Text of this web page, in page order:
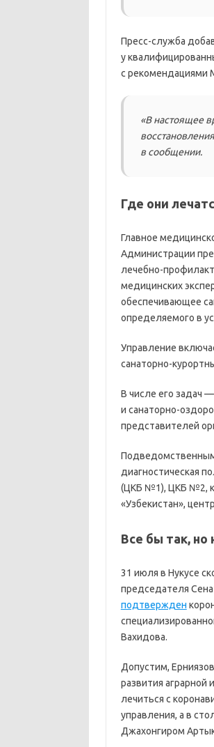
Пресс-служба
у
с рекомендациями
«В настоящее
в сообщении.
Где они
Главное
Администрации
лечебно-
медицинских
обеспечивающее
определяемого в
Управление
санаторно-
В числе его задач
и санаторно-
представителей
диагностическая
(ЦКБ №1), ЦКБ №2,
«Узбекистан»,
Все бы так, но
31 июля в Нукусе
председателя
подтвержден
Вахидова.
Допустим,
развития аграрной
лечиться с
управления, а в
Джахонгиром